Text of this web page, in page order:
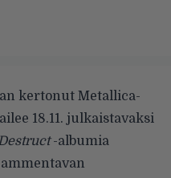
kertonut Metallica-
18.11. julkaistavaksi
-albumia